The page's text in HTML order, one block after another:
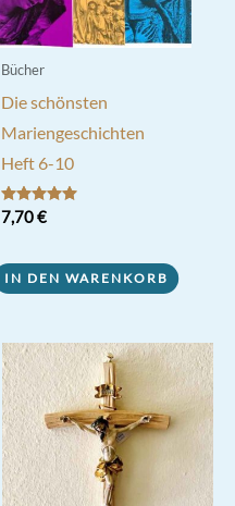
Bücher
Die schönsten
Mariengeschichten
Heft 6-10
Bewertet mit
5.00
7,70€
IN DEN WARENKORB